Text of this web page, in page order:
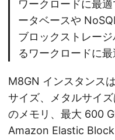
ワークロードに最
ータベースや
ブロックストレー
るワークロードに最
M8GN インスタンス
サイズ、メタルサイ
のメモリ、最大 600
Amazon Elastic